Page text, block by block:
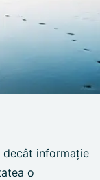
decât informație
o